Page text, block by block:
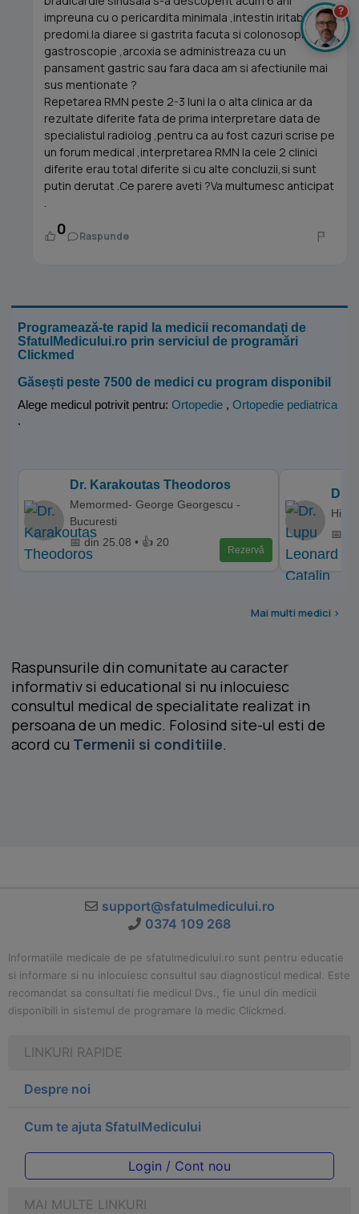
impreuna cu o pericardita minimala ,intestin iritabil cu
predomi.la diaree si gastrita facuta si colonosopie si
gastroscopie ,arcoxia se administreaza cu un
pansament gastric sau fara daca am si afectiunile mai
sus mentionate ?
Repetarea RMN peste 2-3 luni la o alta clinica ar da
rezultate diferite fata de prima interpretare data de
specialistul radiolog ,pentru ca au fost cazuri scrise pe
un forum medical ,interpretarea RMN la cele 2 clinici
diferite erau total diferite si cu alte concluzii,si sunt
putin derutat .Ce parere aveti ?Va multumesc anticipat
.
0 Raspunde
Programează-te rapid la medicii recomandați de
SfatulMedicului.ro prin serviciul de programări
Clickmed
Găsești peste 7500 de medici cu program disponibil
Alege medicul potrivit pentru: Ortopedie , Ortopedie pediatrica
.
Dr. Karakoutas Theodoros
Memormed- George Georgescu -
Bucuresti
📅 din 25.08 • 👍 20
Rezervă
Dr.
📅
Mai multi medici >
Raspunsurile din comunitate au caracter
informativ si educational si nu inlocuiesc
consultul medical de specialitate realizat in
persoana de un medic. Folosind site-ul esti de
acord cu Termenii si conditiile.
support@sfatulmedicului.ro
0374 109 268
Informatiile medicale de pe sfatulmedicului.ro sunt pentru educatie
si informare si nu inlocuiesc consultul sau diagnosticul medical. Este
recomandat sa consultati fie medicul Dvs., fie unul din medicii
disponibili in sistemul de programare la medic Clickmed.
LINKURI RAPIDE
Despre noi
Cum te ajuta SfatulMedicului
Login / Cont nou
MAI MULTE LINKURI
?